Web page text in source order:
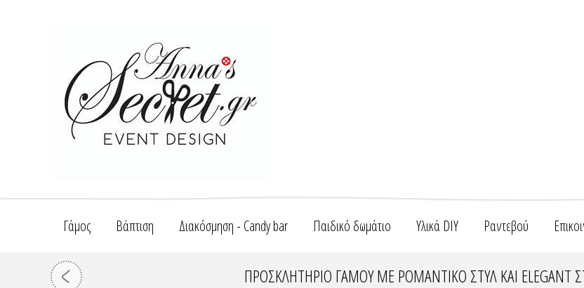
Γάμος Βάπτιση Διακόσμηση - Candy bar Παιδικό δωμάτιο Υλικά DIY Ραντεβού
ΠΡΟΣΚΛΗΤΉΡΙΟ ΓΆΜΟΥ ΜΕ ΡΟΜΑΝΤΙΚΌ ΣΤΥΛ ΚΑΙ ELEGANT